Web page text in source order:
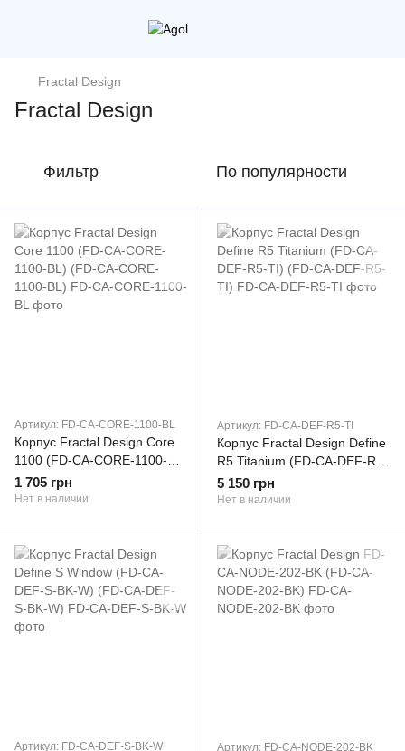
Fractal Design
Fractal Design
Фильтр По популярности
Артикул: FD-CA-CORE-1100-BL
Корпус Fractal Design Core
1100 (FD-CA-CORE-1100-
BL) (FD-CA-CORE-1100-BL)
1 705 грн
Нет в наличии
Артикул: FD-CA-DEF-R5-TI
Корпус Fractal Design Define
R5 Titanium (FD-CA-DEF-R5-
TI) (FD-CA-DEF-R5-TI)
5 150 грн
Нет в наличии
Артикул: FD-CA-DEF-S-BK-W Артикул: FD-CA-NODE-202-BK